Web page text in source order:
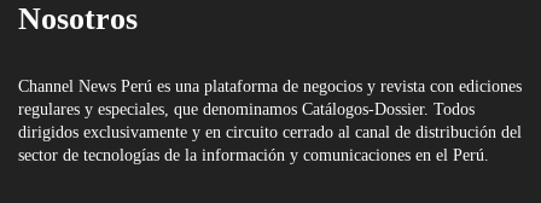
Nosotros
Channel News Perú es una plataforma de negocios y revista con ediciones
regulares y especiales, que denominamos Catálogos-Dossier. Todos
dirigidos exclusivamente y en circuito cerrado al canal de distribución del
sector de tecnologías de la información y comunicaciones en el Perú.